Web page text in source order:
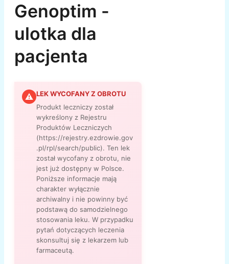
Genoptim -
ulotka dla
pacjenta
⚠ LEK WYCOFANY Z OBROTU
Produkt leczniczy został
wykreślony z Rejestru
Produktów Leczniczych
(https://rejestry.ezdrowie.gov
.pl/rpl/search/public). Ten lek
został wycofany z obrotu, nie
jest już dostępny w Polsce.
Poniższe informacje mają
charakter wyłącznie
archiwalny i nie powinny być
podstawą do samodzielnego
stosowania leku. W przypadku
pytań dotyczących leczenia
skonsultuj się z lekarzem lub
farmaceutą.